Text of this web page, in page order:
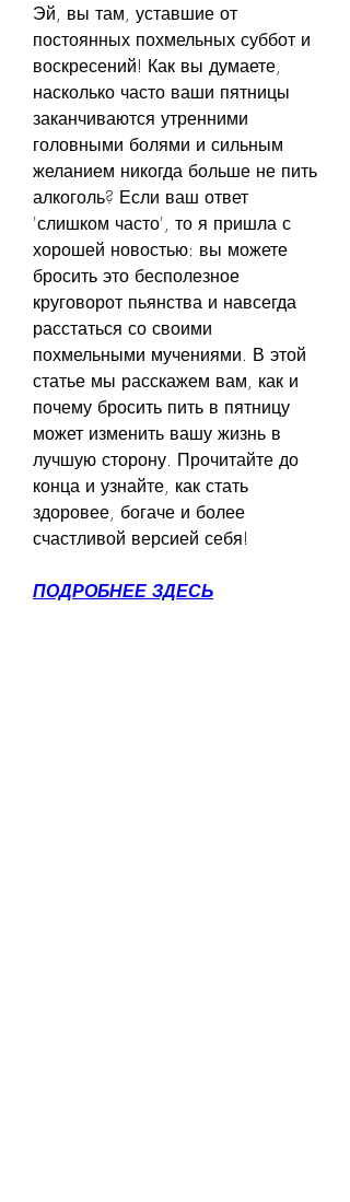
Эй, вы там, уставшие от
постоянных похмельных суббот и
воскресений! Как вы думаете,
насколько часто ваши пятницы
заканчиваются утренними
головными болями и сильным
желанием никогда больше не пить
алкоголь? Если ваш ответ
'слишком часто', то я пришла с
хорошей новостью: вы можете
бросить это бесполезное
круговорот пьянства и навсегда
расстаться со своими
похмельными мучениями. В этой
статье мы расскажем вам, как и
почему бросить пить в пятницу
может изменить вашу жизнь в
лучшую сторону. Прочитайте до
конца и узнайте, как стать
здоровее, богаче и более
счастливой версией себя!
ПОДРОБНЕЕ ЗДЕСЬ